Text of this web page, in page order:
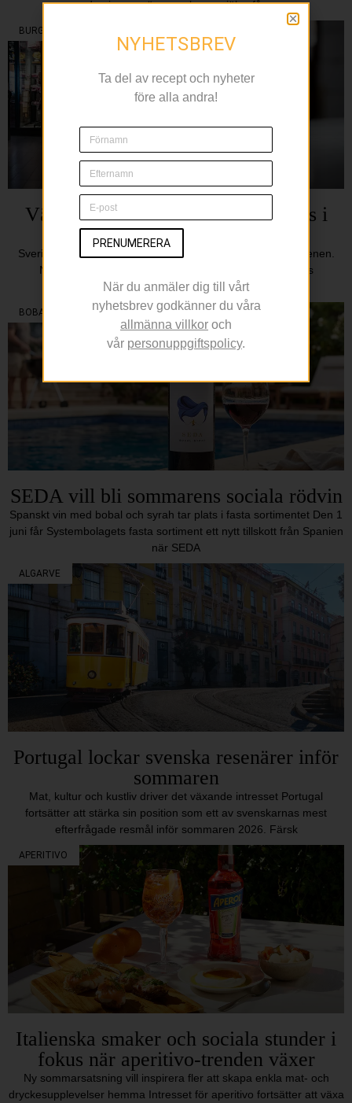
dominerar när svenskarna själva får
BURGERTREND
Världens 18 bästa burgare serveras i
Stockholm
Sverige tar allt större plats på den internationella burgerscenen.
När den nya rankingen World’s 101 Best Burger Places
presenterades hamnade AG i Stockholm på plats
BOBAL
SEDA vill bli sommarens sociala rödvin
Spanskt vin med bobal och syrah tar plats i fasta sortimentet Den 1
juni får Systembolagets fasta sortiment ett nytt tillskott från Spanien
när SEDA
ALGARVE
Portugal lockar svenska resenärer inför
sommaren
Mat, kultur och kustliv driver det växande intresset Portugal
fortsätter att stärka sin position som ett av svenskarnas mest
efterfrågade resmål inför sommaren 2026. Färsk
APERITIVO
Italienska smaker och sociala stunder i
fokus när aperitivo-trenden växer
Ny sommarsatsning vill inspirera fler att skapa enkla mat- och
dryckesupplevelser hemma Intresset för aperitivo fortsätter att växa
NYHETSBREV
Ta del av recept och nyheter
före alla andra!
PRENUMERERA
När du anmäler dig till vårt
nyhetsbrev godkänner du våra
allmänna villkor och
vår personuppgiftspolicy.